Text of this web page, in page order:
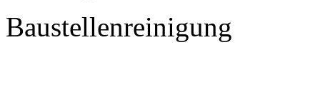
Baustellenreinigung